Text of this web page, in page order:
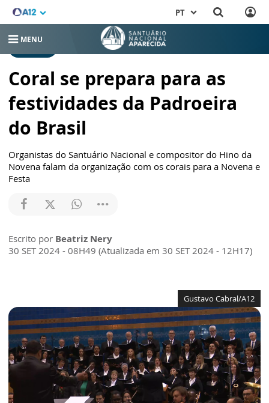
PT
MENU
Coral se prepara para as
festividades da Padroeira
do Brasil
Organistas do Santuário Nacional e compositor do Hino da
Novena falam da organização com os corais para a Novena e
Festa
Escrito por Beatriz Nery
30 SET 2024 - 08H49 (Atualizada em 30 SET 2024 - 12H17)
Gustavo Cabral/A12